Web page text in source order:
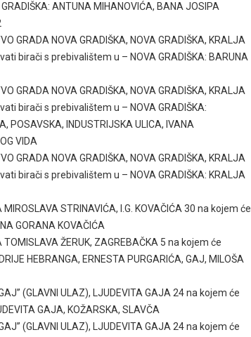
ANTUNA MIHANOVIĆA, BANA JOSIPA
GRADA NOVA GRADIŠKA, NOVA GRADIŠKA, KRALJA
birači s prebivalištem u – NOVA GRADIŠKA: BARUNA
GRADA NOVA GRADIŠKA, NOVA GRADIŠKA, KRALJA
birači s prebivalištem u – NOVA GRADIŠKA:
POSAVSKA, INDUSTRIJSKA ULICA, IVANA
VIDA
GRADA NOVA GRADIŠKA, NOVA GRADIŠKA, KRALJA
birači s prebivalištem u – NOVA GRADIŠKA: KRALJA
STRINAVIĆA, I.G. KOVAČIĆA 30 na kojem će
GORANA KOVAČIĆA
ŽERUK, ZAGREBAČKA 5 na kojem će
HEBRANGA, ERNESTA PURGARIĆA, GAJ, MILOŠA
(GLAVNI ULAZ), LJUDEVITA GAJA 24 na kojem će
GAJA, KOŽARSKA, SLAVČA
(GLAVNI ULAZ), LJUDEVITA GAJA 24 na kojem će